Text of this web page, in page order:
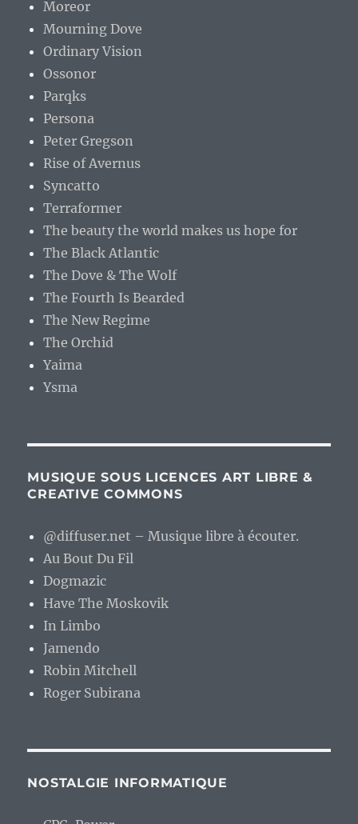
Moreor
Mourning Dove
Ordinary Vision
Ossonor
Parqks
Persona
Peter Gregson
Rise of Avernus
Syncatto
Terraformer
The beauty the world makes us hope for
The Black Atlantic
The Dove & The Wolf
The Fourth Is Bearded
The New Regime
The Orchid
Yaima
Ysma
MUSIQUE SOUS LICENCES ART LIBRE &
CREATIVE COMMONS
@diffuser.net – Musique libre à écouter.
Au Bout Du Fil
Dogmazic
Have The Moskovik
In Limbo
Jamendo
Robin Mitchell
Roger Subirana
NOSTALGIE INFORMATIQUE